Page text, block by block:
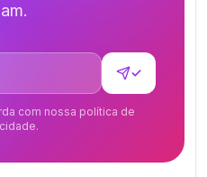
✓
com nossa política de